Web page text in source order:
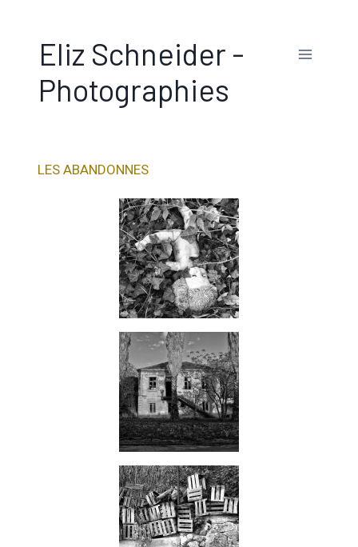
Eliz Schneider -
Photographies
LES ABANDONNES